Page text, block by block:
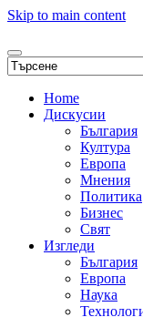
Skip to main content
Home
Дискусии
България
Култура
Европа
Мнения
Политика
Бизнес
Свят
Изгледи
България
Европа
Наука